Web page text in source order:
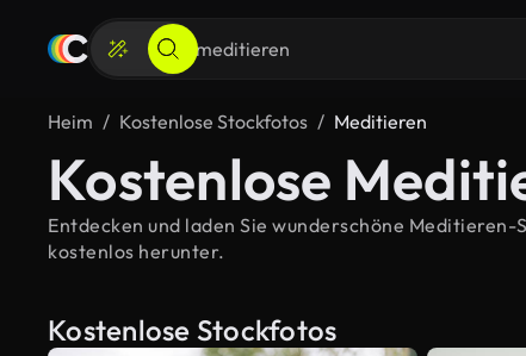
Heim Kostenlose Stockfotos Meditieren
Kostenlose
Entdecken und laden Sie wunderschöne
kostenlos herunter.
Kostenlose Stockfotos